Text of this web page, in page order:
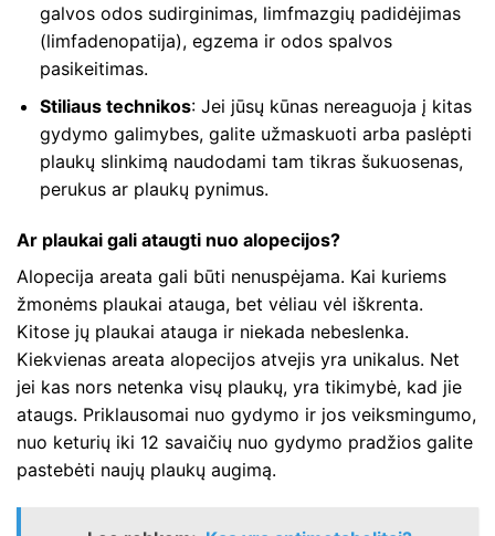
galvos odos sudirginimas, limfmazgių padidėjimas
(limfadenopatija), egzema ir odos spalvos
pasikeitimas.
Stiliaus technikos: Jei jūsų kūnas nereaguoja į kitas
gydymo galimybes, galite užmaskuoti arba paslėpti
plaukų slinkimą naudodami tam tikras šukuosenas,
perukus ar plaukų pynimus.
Ar plaukai gali ataugti nuo alopecijos?
Alopecija areata gali būti nenuspėjama. Kai kuriems
žmonėms plaukai atauga, bet vėliau vėl iškrenta.
Kitose jų plaukai atauga ir niekada nebeslenka.
Kiekvienas areata alopecijos atvejis yra unikalus. Net
jei kas nors netenka visų plaukų, yra tikimybė, kad jie
ataugs. Priklausomai nuo gydymo ir jos veiksmingumo,
nuo keturių iki 12 savaičių nuo gydymo pradžios galite
pastebėti naujų plaukų augimą.